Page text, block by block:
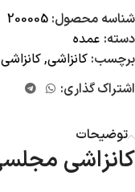
شناسه محصول: 200005
دسته: عمده
برچسب: کانزاشی,
اشتراک گذاری:
توضیحات
کانزاشی